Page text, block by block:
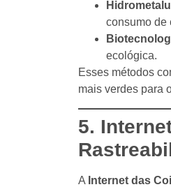
consumo de
ecológica.
Esses métodos
mais verdes para
5.
A Internet das